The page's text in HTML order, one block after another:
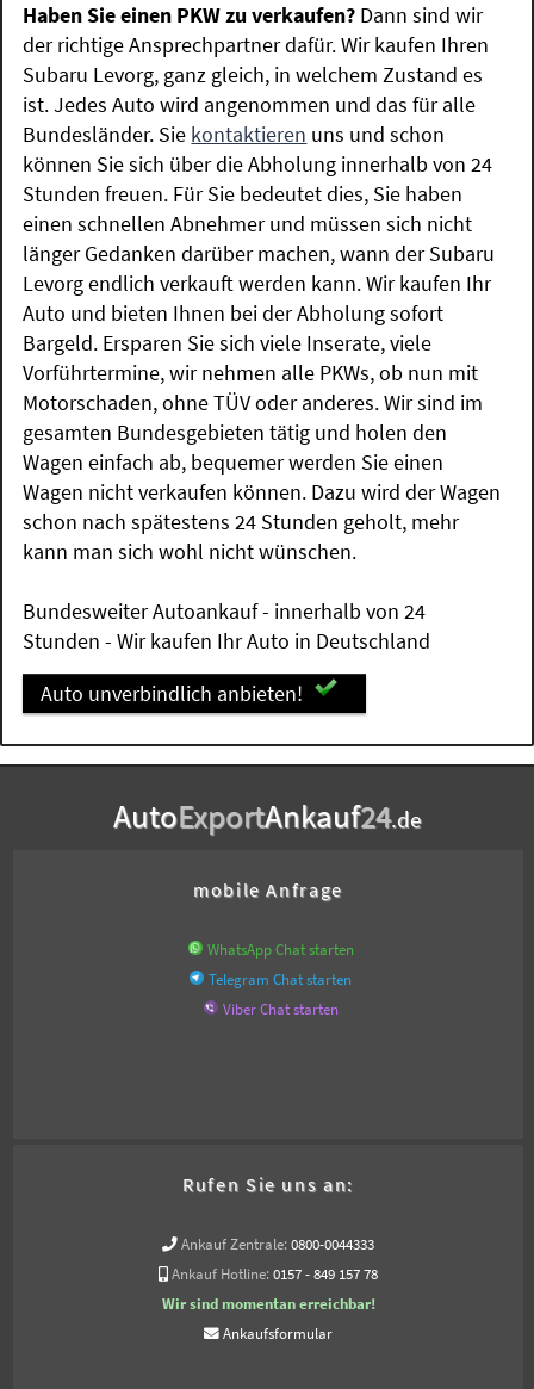
Haben Sie einen PKW zu verkaufen? Dann sind wir
der richtige Ansprechpartner dafür. Wir kaufen Ihren
Subaru Levorg, ganz gleich, in welchem Zustand es
ist. Jedes Auto wird angenommen und das für alle
Bundesländer. Sie kontaktieren uns und schon
können Sie sich über die Abholung innerhalb von 24
Stunden freuen. Für Sie bedeutet dies, Sie haben
einen schnellen Abnehmer und müssen sich nicht
länger Gedanken darüber machen, wann der Subaru
Levorg endlich verkauft werden kann. Wir kaufen Ihr
Auto und bieten Ihnen bei der Abholung sofort
Bargeld. Ersparen Sie sich viele Inserate, viele
Vorführtermine, wir nehmen alle PKWs, ob nun mit
Motorschaden, ohne TÜV oder anderes. Wir sind im
gesamten Bundesgebieten tätig und holen den
Wagen einfach ab, bequemer werden Sie einen
Wagen nicht verkaufen können. Dazu wird der Wagen
schon nach spätestens 24 Stunden geholt, mehr
kann man sich wohl nicht wünschen.
Bundesweiter Autoankauf - innerhalb von 24
Stunden - Wir kaufen Ihr Auto in Deutschland
Auto unverbindlich anbieten!
AutoExportAnkauf24.de
mobile Anfrage
WhatsApp Chat starten
Telegram Chat starten
Viber Chat starten
Rufen Sie uns an:
Ankauf Zentrale: 0800-0044333
Ankauf Hotline: 0157 - 849 157 78
Wir sind momentan erreichbar!
Ankaufsformular